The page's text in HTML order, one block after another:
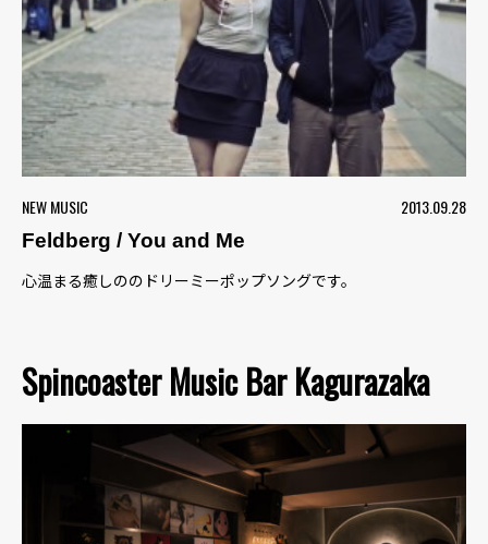
NEW MUSIC
2013.09.28
Feldberg / You and Me
心温まる癒しののドリーミーポップソングです。
Spincoaster Music Bar Kagurazaka